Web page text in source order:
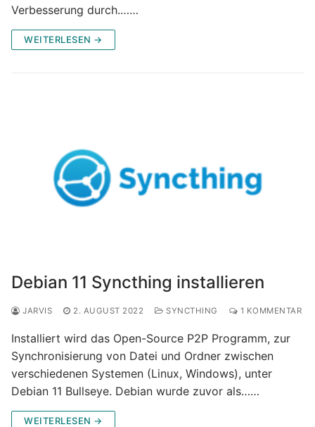
Verbesserung durch.……
WEITERLESEN →
Debian 11 Syncthing installieren
JARVIS 2. AUGUST 2022 SYNCTHING 1 KOMMENTAR
Installiert wird das Open-Source P2P Programm, zur
Synchronisierung von Datei und Ordner zwischen
verschiedenen Systemen (Linux, Windows), unter
Debian 11 Bullseye. Debian wurde zuvor als……
WEITERLESEN →